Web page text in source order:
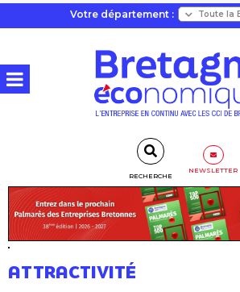
Votre département :
RECHERCHE
NEWSLETTER
ATTRACTIVITÉ